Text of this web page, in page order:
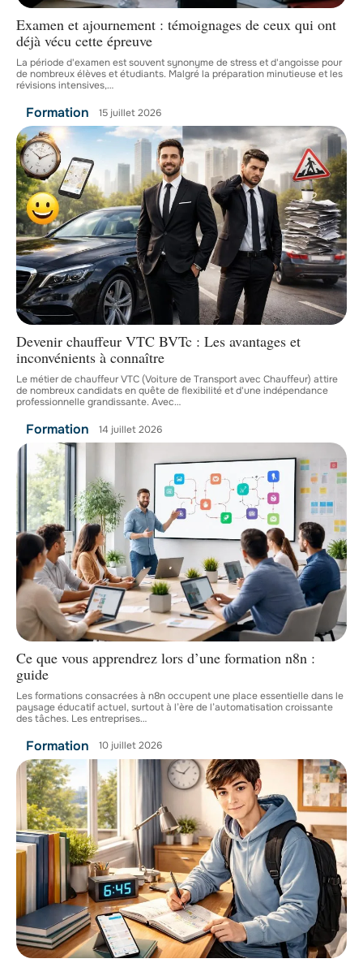
Examen et ajournement : témoignages de ceux qui ont
déjà vécu cette épreuve
La période d'examen est souvent synonyme de stress et d'angoisse pour
de nombreux élèves et étudiants. Malgré la préparation minutieuse et les
révisions intensives,…
Formation 15 juillet 2026
Devenir chauffeur VTC BVTc : Les avantages et
inconvénients à connaître
Le métier de chauffeur VTC (Voiture de Transport avec Chauffeur) attire
de nombreux candidats en quête de flexibilité et d'une indépendance
professionnelle grandissante. Avec…
Formation 14 juillet 2026
Ce que vous apprendrez lors d’une formation n8n :
guide
Les formations consacrées à n8n occupent une place essentielle dans le
paysage éducatif actuel, surtout à l’ère de l’automatisation croissante
des tâches. Les entreprises…
Formation 10 juillet 2026